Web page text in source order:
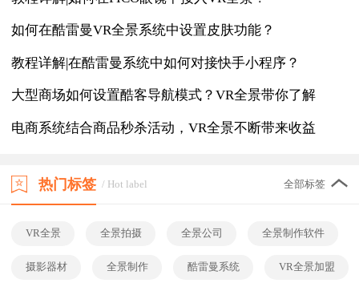
如何在酷雷曼VR全景系统中设置皮肤功能？
教程详解|在酷雷曼系统中如何对接快手小程序？
大型商场如何设置酷客导航模式？VR全景带你了解
电商系统结合商品秒杀活动，VR全景不断带来收益
热门标签 / Hot label 全部标签
VR全景 全景拍摄 全景公司 全景制作软件
摄影器材 全景制作 酷雷曼系统 VR全景加盟